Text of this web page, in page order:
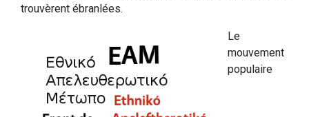
trouvèrent ébranlées.
Le
mouvement
populaire